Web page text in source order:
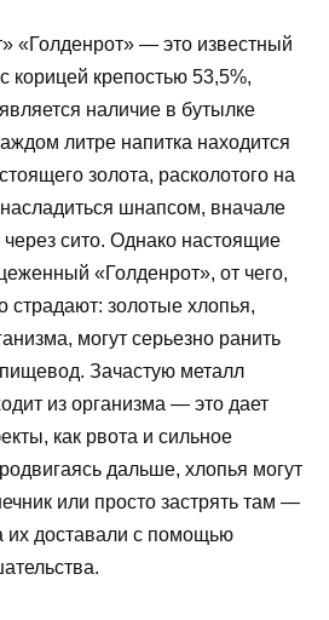
«Голденрот» — это известный
корицей крепостью 53,5%,
наличие в бутылке
литре напитка находится
золота, расколотого на
шнапсом, вначале
сито. Однако настоящие
«Голденрот», от чего,
страдают: золотые хлопья,
могут серьезно ранить
Зачастую металл
из организма — это дает
как рвота и сильное
дальше, хлопья могут
или просто застрять там —
их доставали с помощью